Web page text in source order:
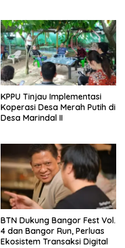
KPPU Tinjau Implementasi
Koperasi Desa Merah Putih di
Desa Marindal II
BTN Dukung Bangor Fest Vol.
4 dan Bangor Run, Perluas
Ekosistem Transaksi Digital